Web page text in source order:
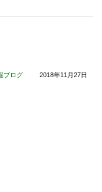
ブログ 2018年11月27日